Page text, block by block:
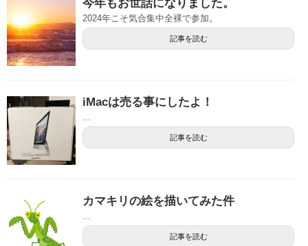
今年もお世話になりました。
2024年こそ気合集中全裸で参加。
記事を読む
iMacは売る事にしたよ！
...
記事を読む
カマキリの絵を描いてみた件
...
記事を読む